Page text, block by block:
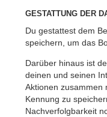
GESTATTUNG DER
Du gestattest dem
speichern, um das
Darüber hinaus ist
deinen und seinen
Aktionen zusammen
Kennung zu
Nachverfolgbarkeit